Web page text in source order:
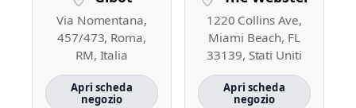
Via Nomentana,
457/473, Roma,
RM, Italia
Apri scheda
negozio
1220 Collins Ave,
Miami Beach, FL
33139, Stati Uniti
Apri scheda
negozio